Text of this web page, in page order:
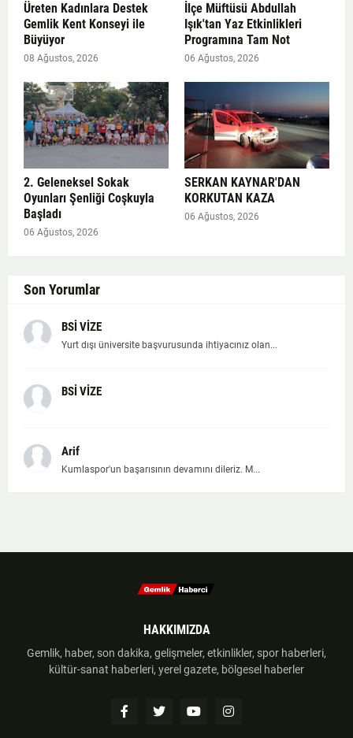
Üreten Kadınlara Destek
Gemlik Kent Konseyi ile
Büyüyor
08 Ağustos, 2026
İlçe Müftüsü Abdullah
Işık'tan Yaz Etkinlikleri
Programına Tam Not
06 Ağustos, 2026
2. Geleneksel Sokak
Oyunları Şenliği Coşkuyla
Başladı
06 Ağustos, 2026
SERKAN KAYNAR'DAN
KORKUTAN KAZA
06 Ağustos, 2026
Son Yorumlar
BSİ VİZE
Yurt dışı üniversite başvurusunda ihtiyacınız olan...
BSİ VİZE
Arif
Kumlaspor'un başarısının devamını dileriz. M...
HAKKIMIZDA
Gemlik, haber, son dakika, gelişmeler, etkinlikler, spor haberleri,
kültür-sanat haberleri, yerel gazete, bölgesel haberler